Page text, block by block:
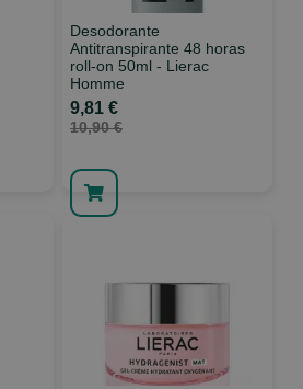
Desodorante
Antitranspirante 48 horas
roll-on 50ml - Lierac
Homme
9,81 €
10,90 €